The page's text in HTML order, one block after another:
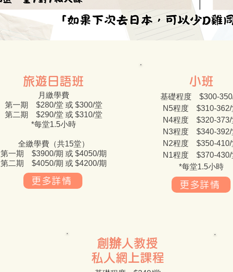
​旅遊日語班
月繳學費
第一期 $280/堂 或 $300/堂
第二期 $290/堂 或 $310/堂
*每堂1.5小時​
全繳學費（共15堂）
第一期 $3900/期 或 $4050/期
第二期 $4050/期 或 $4200/期
更多詳情
小班
基礎程度 $300-
N5程度 $310-362/
N4程度 $320-373/
N3程度 $340-392/
N2程度 $350-410/
N1程度​ $370-430/
*每堂1.5小時​
更多詳情
創辦人教授
私人網上課程